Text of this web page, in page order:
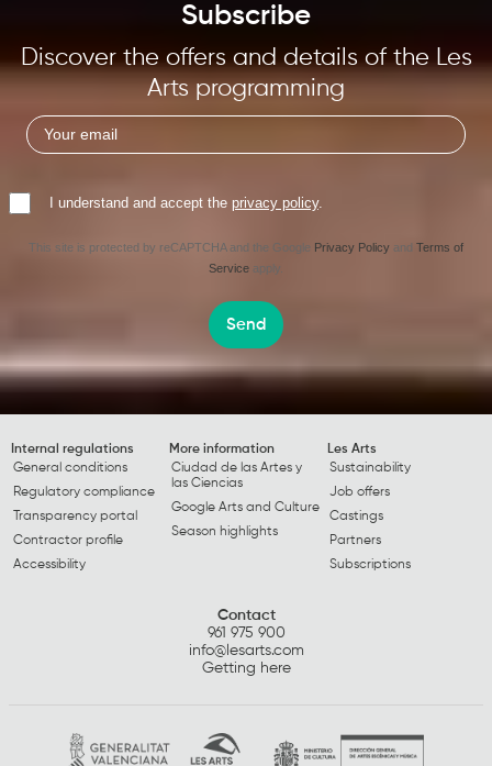
Subscribe
Discover the offers and details of the Les
Arts programming
I understand and accept the privacy policy.
This site is protected by reCAPTCHA and the Google Privacy Policy and Terms of
Service apply.
Send
Internal regulations
General conditions
Regulatory compliance
Transparency portal
Contractor profile
Accessibility
More information
Ciudad de las Artes y
las Ciencias
Google Arts and Culture
Season highlights
Les Arts
Sustainability
Job offers
Castings
Partners
Subscriptions
Contact
961 975 900
info@lesarts.com
Getting here